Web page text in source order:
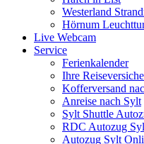
Westerland
Hörnum
Live Webcam
Service
Ferienkalender
Ihre
Kofferversand
Anreise nach Sylt
Sylt Shuttle
RDC Autozug
Autozug Sylt